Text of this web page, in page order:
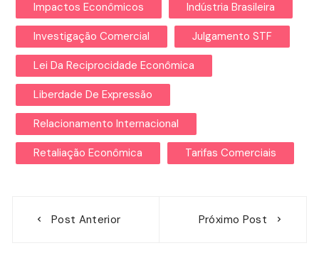
Impactos Econômicos Indústria Brasileira
Investigação Comercial Julgamento STF
Lei Da Reciprocidade Econômica
Liberdade De Expressão
Relacionamento Internacional
Retaliação Econômica Tarifas Comerciais
Post Anterior Próximo Post